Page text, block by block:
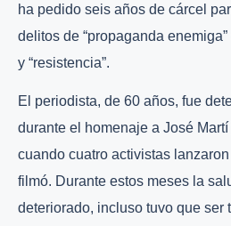
ha pedido seis años de cárcel
delitos de “propaganda
y “resistencia”.
El periodista, de 60 años, fue
durante el homenaje a José
cuando cuatro activistas
filmó. Durante estos meses la
deteriorado, incluso tuvo que ser